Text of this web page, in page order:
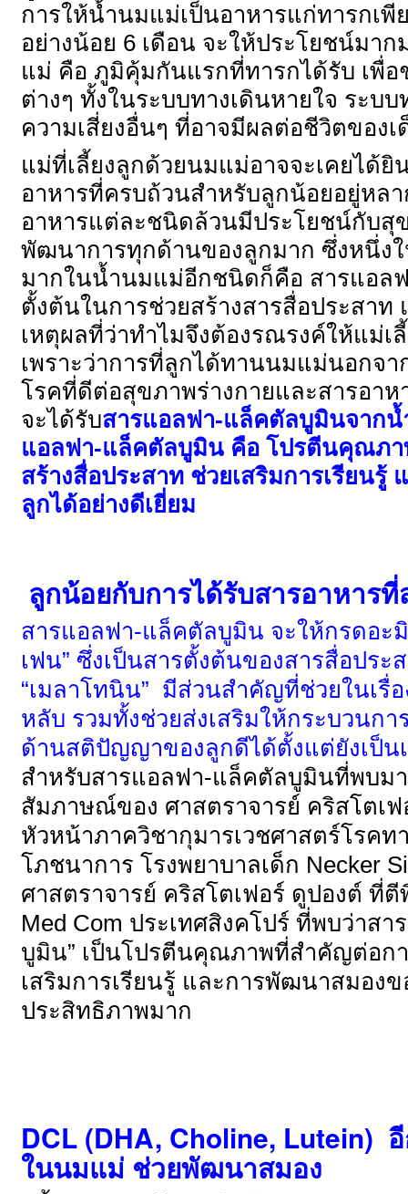
การให้น้ำนมแม่เป็นอาหารแก่ทารกเพี
อย่างน้อย 6 เดือน จะให้ประโยชน์มา
แม่ คือ ภูมิคุ้มกันแรกที่ทารกได้รับ เพื่อ
ต่างๆ ทั้งในระบบทางเดินหายใจ ระบ
ความเสี่ยงอื่นๆ ที่อาจมีผลต่อชีวิตของเ
แม่ที่เลี้ยงลูกด้วยนมแม่อาจจะเคยได้
อาหารที่ครบถ้วนสำหรับลูกน้อยอยู่หล
อาหารแต่ละชนิดล้วนมีประโยชน์กับสุ
พัฒนาการทุกด้านของลูกมาก ซึ่งหนึ่ง
มากในน้ำนมแม่อีกชนิดก็คือ สารแอล
ตั้งต้นในการช่วยสร้างสารสื่อประสาท
เหตุผลที่ว่าทำไมจึงต้องรณรงค์ให้แม่
เพราะว่าการที่ลูกได้ทานนมแม่นอกจ
โรคที่ดีต่อสุขภาพร่างกายและสารอา
จะได้รับสารแอลฟา-แล็คตัลบูมินจากน้
แอลฟา-แล็คตัลบูมิน คือ โปรตีนคุณภ
สร้างสื่อประสาท ช่วยเสริมการเรียน
ลูกได้อย่างดีเยี่ยม
ลูกน้อยกับการได้รับสารอาหาร
สารแอลฟา-แล็คตัลบูมิน จะให้กรดอะ
เฟน” ซึ่งเป็นสารตั้งต้นของสารสื่อประ
“เมลาโทนิน” มีส่วนสำคัญที่ช่วยในเรื่
หลับ รวมทั้งช่วยส่งเสริมให้กระบวนก
ด้านสติปัญญาของลูกดีได้ตั้งแต่ยังเป็น
สำหรับสารแอลฟา-แล็คตัลบูมินที่พบม
สัมภาษณ์ของ ศาสตราจารย์ คริสโตเ
หัวหน้าภาควิชากุมารเวชศาสตร์โรคท
โภชนาการ โรงพยาบาลเด็ก Necker
ศาสตราจารย์ คริสโตเฟอร์ ดูปองต์ ที่
Med Com ประเทศสิงคโปร์ ที่พบว่าส
บูมิน” เป็นโปรตีนคุณภาพที่สำคัญต่อก
เสริมการเรียนรู้ และการพัฒนาสมองข
ประสิทธิภาพมาก
DCL (DHA, Choline, Lutein)
ในนมแม่ ช่วยพัฒนาสมอง